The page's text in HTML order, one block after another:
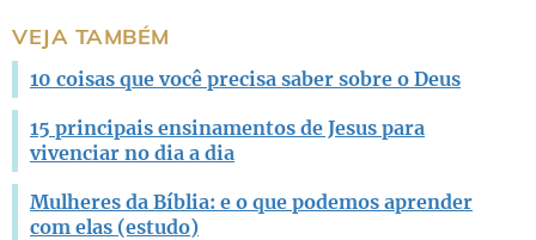
VEJA TAMBÉM
10 coisas que você precisa saber sobre o Deus
15 principais ensinamentos de Jesus para
vivenciar no dia a dia
Mulheres da Bíblia: e o que podemos aprender
com elas (estudo)